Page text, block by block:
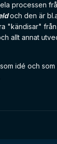
processen
och den är
"kändisar"
allt annat
idé och